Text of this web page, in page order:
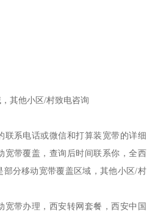
其他小区/村致电咨询
联系电话或微信和打算装宽带的详细
宽带覆盖，查询后时间联系你，全西
分移动宽带覆盖区域，其他小区/村
宽带办理，西安转网套餐，西安中国